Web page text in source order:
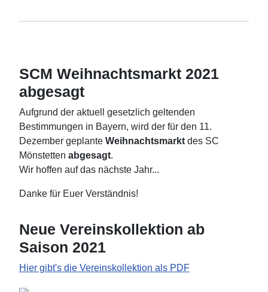
SCM Weihnachtsmarkt 2021
abgesagt
Aufgrund der aktuell gesetzlich geltenden
Bestimmungen in Bayern, wird der für den 11.
Dezember geplante Weihnachtsmarkt des SC
Mönstetten abgesagt.
Wir hoffen auf das nächste Jahr...
Danke für Euer Verständnis!
Neue Vereinskollektion ab
Saison 2021
Hier gibt's die Vereinskollektion als PDF